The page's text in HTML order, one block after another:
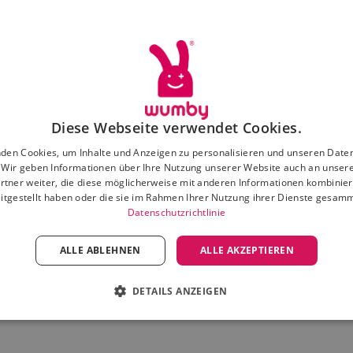
zusätzliche Funktion
Gedanken heraus ist Wumby entstanden. Wumby bringt
Wickelauflage auf den Markt, damit dein Baby beim
schön warm liegt.
Wickelauflage von Wumby spielt dabei eine große
und Anziehen wird zu einem entspannten
genießen kann, statt dass es zu einer
Wickelauflagevon Wumby kann jetzt online bestellt
Diese Webseite verwendet Cookies.
Cookies, um Inhalte und Anzeigen zu personalisieren und unseren
geben Informationen über Ihre Nutzung unserer Website auch an
weiter, die diese möglicherweise mit anderen Informationen
haben oder die sie im Rahmen Ihrer Nutzung ihrer Dienste
Datenschutzrichtlinie
ALLE AKZEPTIEREN
ALLE ABLEHNEN
DETAILS ANZEIGEN